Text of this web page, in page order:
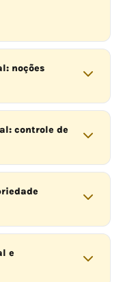
noções
controle de
e